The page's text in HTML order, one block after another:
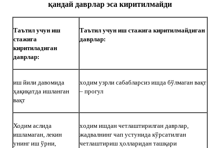
қандай даврлар эса киритилмайди
Таътил учун иш
стажига
киритиладиган
даврлар:
Таътил учун иш стажига киритилмайдиган
даврлар:
иш йили давомида
ҳақиқатда ишланган
вақт
ходим узрли сабабларсиз ишда бўлмаган вақт
– прогул
Ходим аслида
ишламаган, лекин
унинг иш ўрни,
ходим ишдан четлаштирилган даврлар,
жадвалнинг чап устунида кўрсатилган
четлаштириш ҳолларидан ташқари